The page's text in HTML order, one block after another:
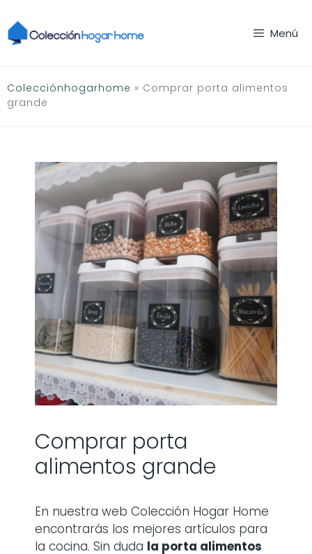
al
contenido
Menú
Colecciónhogarhome » Comprar porta alimentos
grande
Comprar porta
alimentos grande
En nuestra web Colección Hogar Home
encontrarás los mejores artículos para
la cocina. Sin duda la porta alimentos